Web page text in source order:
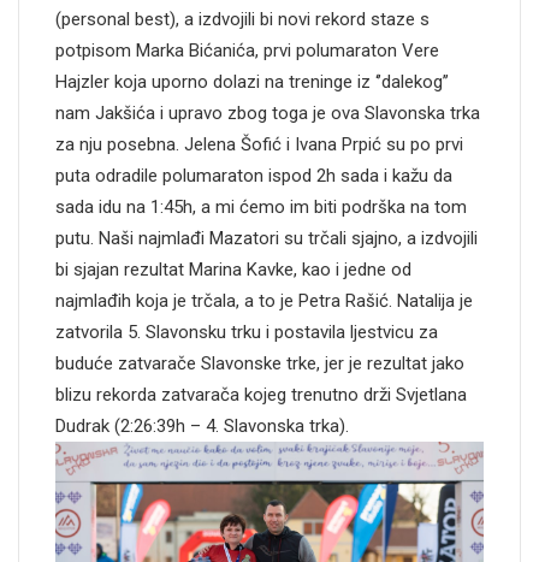
(personal best), a izdvojili bi novi rekord staze s
potpisom Marka Bićanića, prvi polumaraton Vere
Hajzler koja uporno dolazi na treninge iz ‘’dalekog’’
nam Jakšića i upravo zbog toga je ova Slavonska trka
za nju posebna. Jelena Šofić i Ivana Prpić su po prvi
puta odradile polumaraton ispod 2h sada i kažu da
sada idu na 1:45h, a mi ćemo im biti podrška na tom
putu. Naši najmlađi Mazatori su trčali sjajno, a izdvojili
bi sjajan rezultat Marina Kavke, kao i jedne od
najmlađih koja je trčala, a to je Petra Rašić. Natalija je
zatvorila 5. Slavonsku trku i postavila ljestvicu za
buduće zatvarače Slavonske trke, jer je rezultat jako
blizu rekorda zatvarača kojeg trenutno drži Svjetlana
Dudrak (2:26:39h – 4. Slavonska trka).